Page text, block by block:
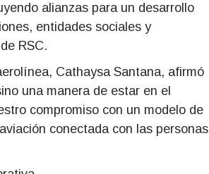
alianzas para un desarrollo
entidades sociales y
RSC.
Cathaysa Santana, afirmó
una manera de estar en el
compromiso con un modelo de
conectada con las personas